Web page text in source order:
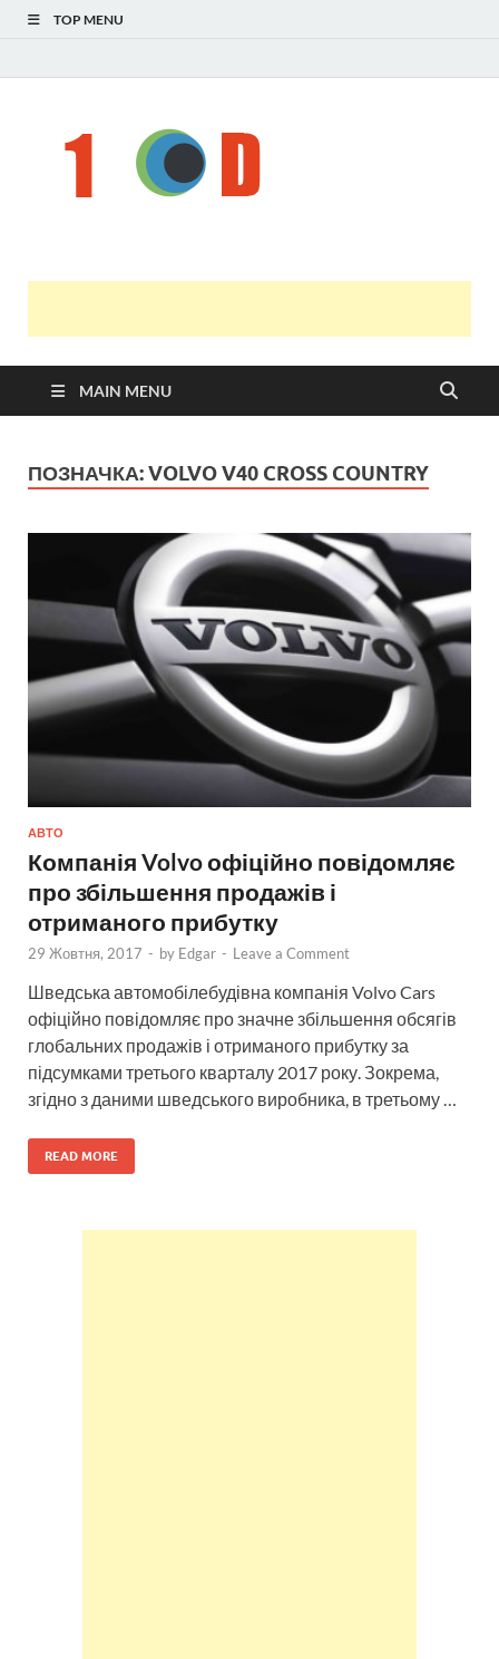
TOP MENU
MAIN MENU
ПОЗНАЧКА:VOLVO V40 CROSS COUNTRY
АВТО
Компанія Volvo офіційно повідомляє
про збільшення продажів і
отриманого прибутку
29 Жовтня, 2017 - by Edgar - Leave a Comment
Шведська автомобілебудівна компанія Volvo Cars
офіційно повідомляє про значне збільшення обсягів
глобальних продажів і отриманого прибутку за
підсумками третього кварталу 2017 року. Зокрема,
згідно з даними шведського виробника, в третьому …
READ MORE